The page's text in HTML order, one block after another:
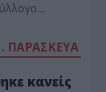
ΠΑΡΑΣΚΕΥΑ
κανείς